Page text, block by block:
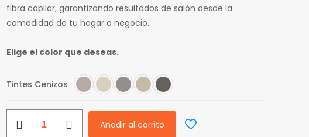
fibra capilar, garantizando resultados de salón desde la
comodidad de tu hogar o negocio.
Elige el color que deseas.
Tintes Cenizos
Color
Añadir al carrito